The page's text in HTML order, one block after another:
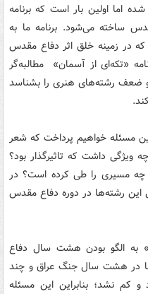
اما اولین بار است که برنامه
ساخته می‌شود. برنامه ما به
در زمینه خلق اثر دفاع مقدس
«تکه‌ای از آسمان» مطالبه‌گر
ضعف رشته‌های هنری را بشناسد
این مسئله خواهیم پرداخت که شعر
داشت که تاثیرگذار بود؟
چه مسیری را طی کرده است؟ در
این رشته‌ها در دوره دفاع مقدس
به الگو بودن هشت سال دفاع
در هشت سال جنگ عراق و چند
و کم نشد؛ بنابراین این مسئله